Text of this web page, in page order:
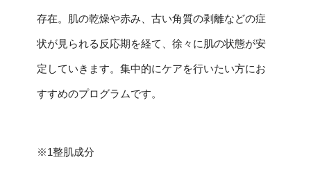
存在。肌の乾燥や赤み、古い角質の剥離などの症
状が見られる反応期を経て、徐々に肌の状態が安
定していきます。集中的にケアを行いたい方にお
すすめのプログラムです。
※1整肌成分